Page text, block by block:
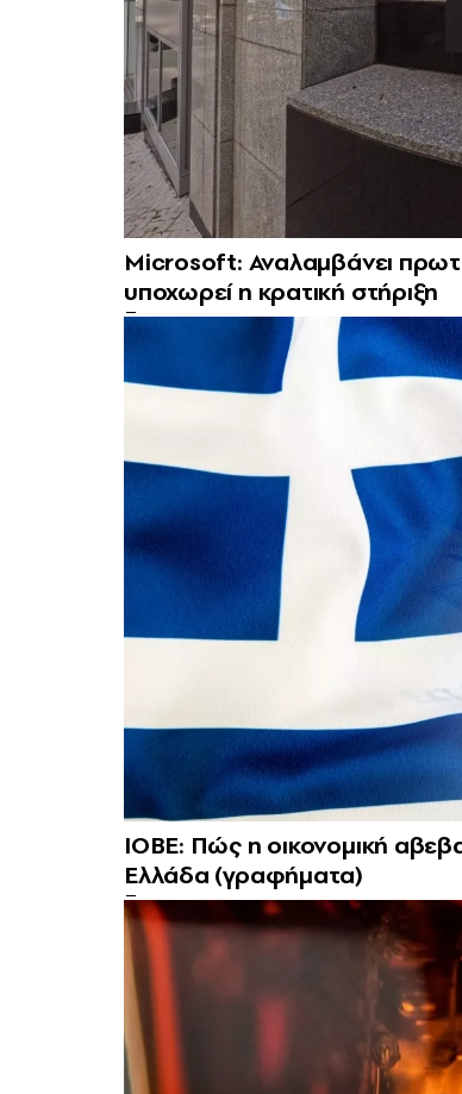
Microsoft: Αναλαμβάνει
υποχωρεί η κρατική στήριξη
ΙΟΒΕ: Πώς η οικονομική
Ελλάδα (γραφήματα)